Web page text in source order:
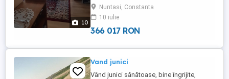
10
in care pot sa convietuiasca fără
probleme 2 familii , fiind formată din 2
camere, living , baie si ...
Nuntasi, Constanta
10 iulie
366 017 RON
Vand junici
Vând junici sănătoase, bine îngrijite,